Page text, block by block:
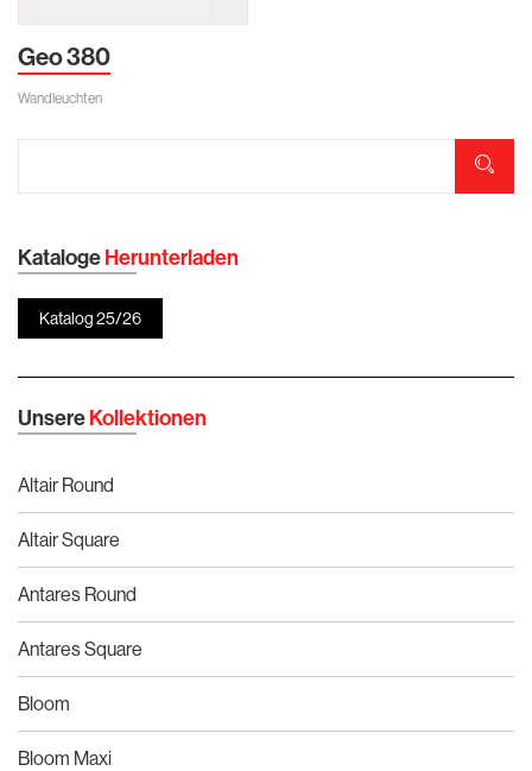
Geo 380
Wandleuchten
KatalogeHerunterladen
Katalog 25/26
UnsereKollektionen
Altair Round
Altair Square
Antares Round
Antares Square
Bloom
Bloom Maxi